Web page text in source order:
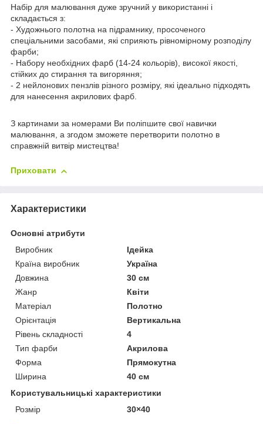
Набір для малювання дуже зручний у використанні і
складається з:
- Художнього полотна на підрамнику, просоченого
спеціальними засобами, які сприяють рівномірному розподілу
фарби;
- Набору необхідних фарб (14-24 кольорів), високої якості,
стійких до стирання та вигоряння;
- 2 нейлонових пензлів різного розміру, які ідеально підходять
для нанесення акрилових фарб.
З картинами за номерами Ви поліпшите свої навички
малювання, а згодом зможете перетворити полотно в
справжній витвір мистецтва!
Приховати
Характеристики
Основні атрибути
Виробник
Ідейка
Країна виробник
Україна
Довжина
30 см
Жанр
Квіти
Матеріал
Полотно
Орієнтація
Вертикальна
Рівень складності
4
Тип фарби
Акрилова
Форма
Прямокутна
Ширина
40 см
Користувальницькі характеристики
Розмір
30×40